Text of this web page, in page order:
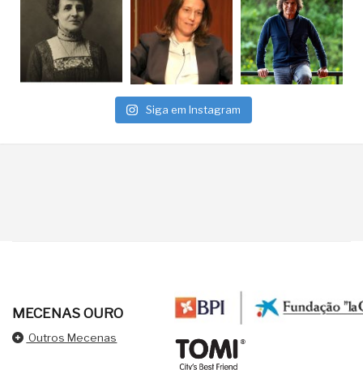
Siga em Instagram
MECENAS OURO
Outros Mecenas